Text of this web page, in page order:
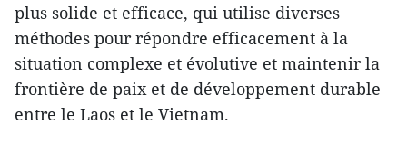
plus solide et efficace, qui utilise diverses
méthodes pour répondre efficacement à la
situation complexe et évolutive et maintenir la
frontière de paix et de développement durable
entre le Laos et le Vietnam.